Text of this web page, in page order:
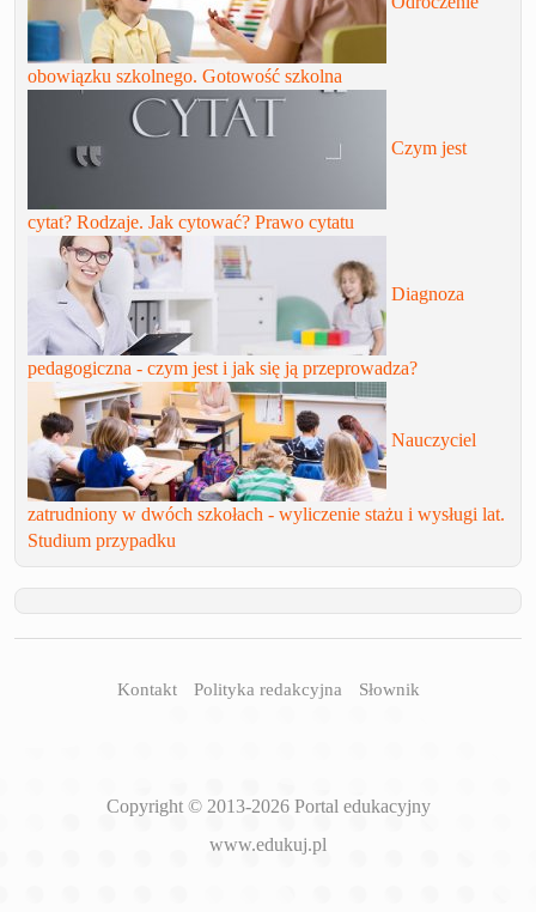
obowiązku szkolnego. Gotowość szkolna
Czym jest
cytat? Rodzaje. Jak cytować? Prawo cytatu
Diagnoza
pedagogiczna - czym jest i jak się ją przeprowadza?
Nauczyciel
zatrudniony w dwóch szkołach - wyliczenie stażu i wysługi lat.
Studium przypadku
Kontakt Polityka redakcyjna Słownik
Copyright © 2013-2026 Portal edukacyjny
www.edukuj.pl